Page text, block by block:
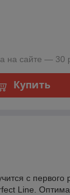
на сайте — 30
Купить
с первого
Line.